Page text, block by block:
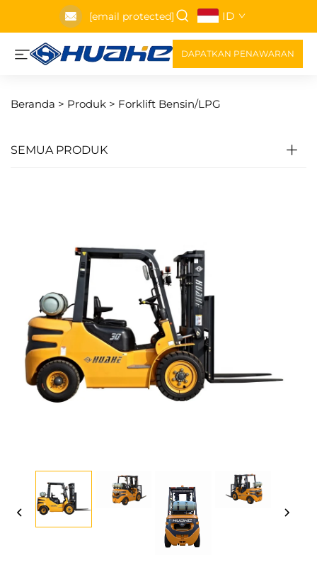
[email protected] ID
DAPATKAN PENAWARAN
Beranda > Produk > Forklift Bensin/LPG
SEMUA PRODUK